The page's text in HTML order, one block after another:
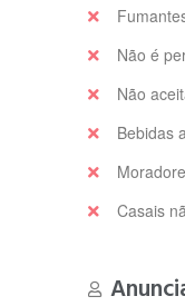
Não é
Não
Bebidas
Casais